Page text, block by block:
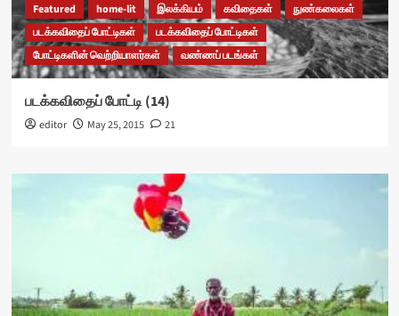
Featured home-lit இலக்கியம் கவிதைகள்
நுண்கலைகள்
படக்கவிதைப் போட்டிகள்
படக்கவிதைப் போட்டிகள்
போட்டிகளின் வெற்றியாளர்கள்
வண்ணப் படங்கள்
படக்கவிதைப் போட்டி (14)
editor May 25, 2015 21